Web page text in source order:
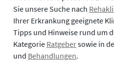
Sie unsere Suche nach
Ihrer Erkrankung geeignete
Tipps und Hinweise rund um
Kategorie Ratgebersowie in
und Behandlungen.